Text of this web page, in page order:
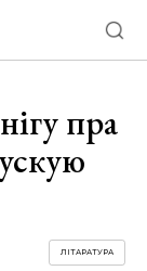
пра
ЛІТАРАТУРА